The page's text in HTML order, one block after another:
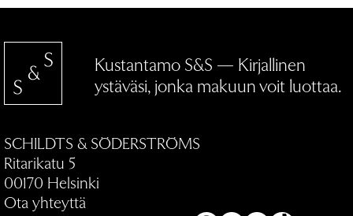
Kustantamo S&S — Kirjallinen
ystäväsi, jonka makuun voit luottaa.
SCHILDTS & SÖDERSTRÖMS
Ritarikatu 5
00170 Helsinki
Ota yhteyttä